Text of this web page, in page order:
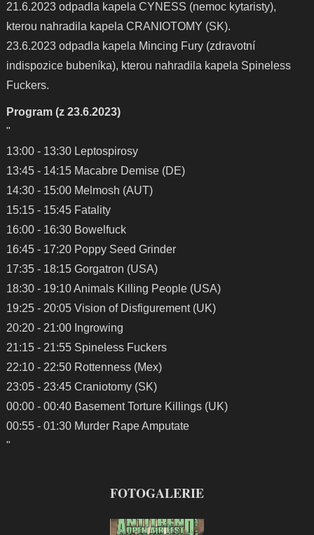
21.6.2023 odpadla kapela CYNESS (nemoc kytaristy),
kterou nahradila kapela CRANIOTOMY (SK).
23.6.2023 odpadla kapela Mincing Fury (zdravotní
indispozice bubeníka), kterou nahradila kapela Spineless
Fuckers.
Program (z 23.6.2023)
"
13:00 - 13:30 Leptospirosy
13:45 - 14:15 Macabre Demise (DE)
14:30 - 15:00 Melmosh (AUT)
15:15 - 15:45 Fatality
16:00 - 16:30 Bowelfuck
16:45 - 17:20 Poppy Seed Grinder
17:35 - 18:15 Gorgatron (USA)
18:30 - 19:10 Animals Killing People (USA)
19:25 - 20:05 Vision of Disfigurement (UK)
20:20 - 21:00 Ingrowing
21:15 - 21:55 Spineless Fuckers
22:10 - 22:50 Rottenness (Mex)
23:05 - 23:45 Craniotomy (SK)
00:00 - 00:40 Basement Torture Killings (UK)
00:55 - 01:30 Murder Rape Amputate
"
FOTOGALERIE